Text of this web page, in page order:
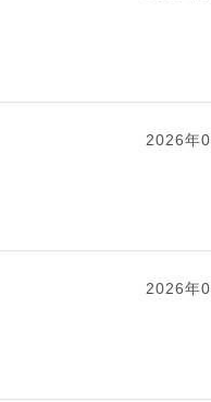
2026年
2026年